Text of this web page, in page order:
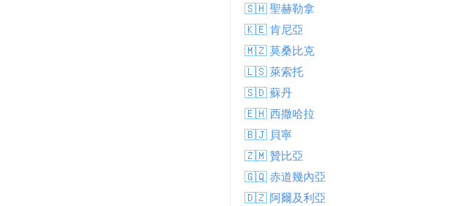
🇸🇭 聖赫勒拿
🇰🇪 肯尼亞
🇲🇿 莫桑比克
🇱🇸 萊索托
🇸🇩 蘇丹
🇪🇭 西撒哈拉
🇧🇯 貝寧
🇿🇲 贊比亞
🇬🇶 赤道幾內亞
🇩🇿 阿爾及利亞